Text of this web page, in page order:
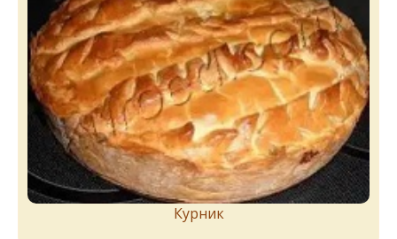
Курник